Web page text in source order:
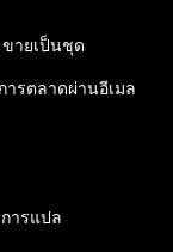
ายเป็นชุด
ารตลาดผ่านอีเมล
ารแปล